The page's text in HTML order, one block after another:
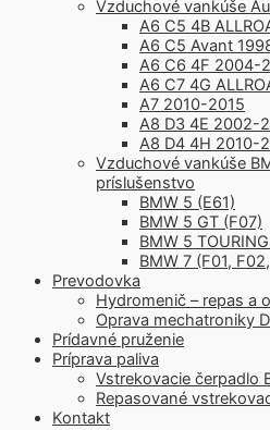
Vzduchové vankúše
A6 C5 4B
A6 C5 Avant
A6 C6 4F 2004-
A6 C7 4G
A7 2010-2015
A8 D3 4E 2002-
A8 D4 4H 2010-
Vzduchové vankúše
príslušenstvo
BMW 5 (E61)
BMW 5 GT (F07)
BMW 5
BMW 7 (F01,
Prevodovka
Hydromenič – repas a
Oprava mechatroniky
Prídavné pruženie
Príprava paliva
Vstrekovacie čerpadlo
Repasované
Kontakt